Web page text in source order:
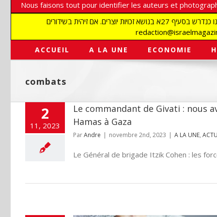
Nous faisons tout pour identifier les auteurs et
אנו עושים הכל כדי לזהות סופרים וצלמים על מנת לכבד את זכויותיהם. אנו מכבדים זכויות יוצרים ושואפים לאתר את בעלי הזכויות בתמונות המגיעות אלינו כנדרש בסעיף 27א בנושא זכויות יוצרים. אם זיהית בשידורים
ACCUEIL A LA UNE ECONOMIE
combats
2
11, 2023
Le commandant de Givati : nous
Hamas à Gaza
ParAndre | novembre 2nd, 2023 | A LA UNE,
Le Général de brigade Itzik Cohen : les